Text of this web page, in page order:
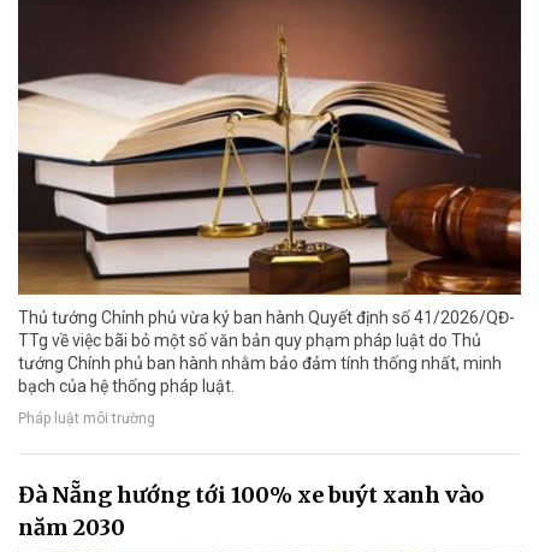
Thủ tướng Chính phủ vừa ký ban hành Quyết định số 41/2026/QĐ-
TTg về việc bãi bỏ một số văn bản quy phạm pháp luật do Thủ
tướng Chính phủ ban hành nhằm bảo đảm tính thống nhất, minh
bạch của hệ thống pháp luật.
Pháp luật môi trường
Đà Nẵng hướng tới 100% xe buýt xanh vào
năm 2030